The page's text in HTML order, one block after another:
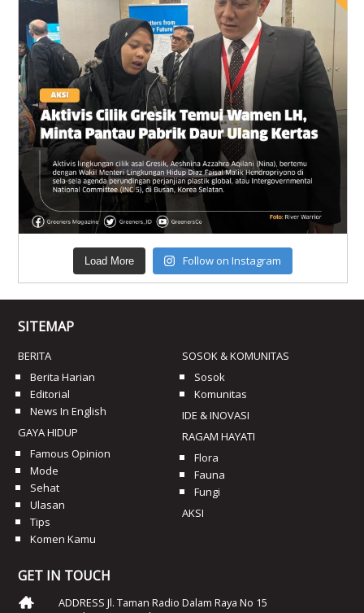
Load More Follow on Instagram
SITEMAP
BERITA
Berita Harian
Editorial
News In English
GAYA HIDUP
Famous Opinion
Mode
Sehat
Ulasan
Tips
Komen Kamu
SOSOK & KOMUNITAS
Sosok
Komunitas
IDE & INOVASI
RAGAM HAYATI
Flora
Fauna
Fungi
AKSI
GET IN TOUCH
ADDRESS Jl. Taman Radio Dalam Raya No 15